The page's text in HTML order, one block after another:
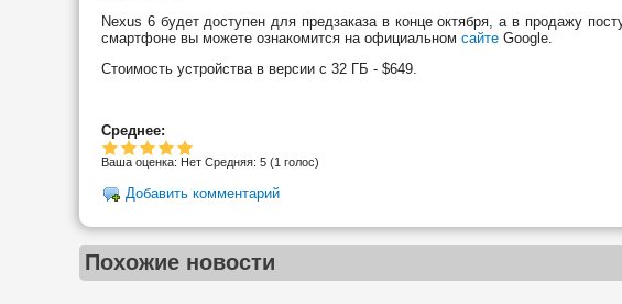
Nexus 6 будет доступен для предзаказа в конце октября, а в продажу
смартфоне вы можете ознакомится на официальном сайте Google.
Стоимость устройства в версии с 32 ГБ - $649.
Среднее:
Ваша оценка: Нет Средняя: 5 (1 голос)
Добавить комментарий
Похожие новости